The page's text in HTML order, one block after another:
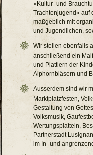
»Kultur- und
Trachtenjugend« auf
maßgeblich mit
und Jugendlichen,
Wir stellen ebenfalls
anschließend ein
und Plattlern der
Alphornbläsern und
Ausserdem sind wir
Marktplatzfesten,
Gestaltung von
Volksmusik,
Wertungsplatteln,
Partnerstadt
im In- und